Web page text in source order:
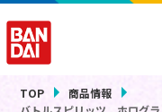
TOP
商品情報